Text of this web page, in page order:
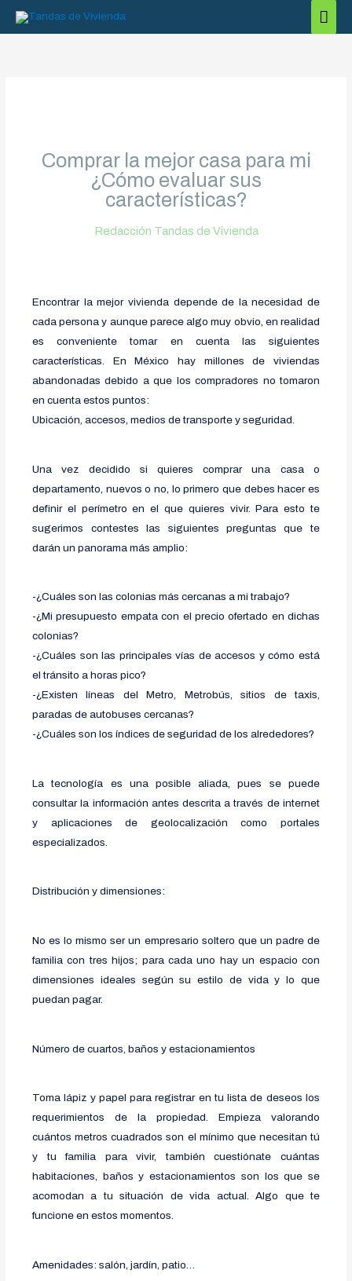
Comprar la mejor casa para mi
¿Cómo evaluar sus
características?
Redacción Tandas de Vivienda
Encontrar la mejor vivienda depende de la necesidad de
cada persona y aunque parece algo muy obvio, en realidad
es conveniente tomar en cuenta las siguientes
características. En México hay millones de viviendas
abandonadas debido a que los compradores no tomaron
en cuenta estos puntos:
Ubicación, accesos, medios de transporte y seguridad.
Una vez decidido si quieres comprar una casa o
departamento, nuevos o no, lo primero que debes hacer es
definir el perímetro en el que quieres vivir. Para esto te
sugerimos contestes las siguientes preguntas que te
darán un panorama más amplio:
-¿Cuáles son las colonias más cercanas a mi trabajo?
-¿Mi presupuesto empata con el precio ofertado en dichas
colonias?
-¿Cuáles son las principales vías de accesos y cómo está
el tránsito a horas pico?
-¿Existen líneas del Metro, Metrobús, sitios de taxis,
paradas de autobuses cercanas?
-¿Cuáles son los índices de seguridad de los alrededores?
La tecnología es una posible aliada, pues se puede
consultar la información antes descrita a través de internet
y aplicaciones de geolocalización como portales
especializados.
Distribución y dimensiones:
No es lo mismo ser un empresario soltero que un padre de
familia con tres hijos; para cada uno hay un espacio con
dimensiones ideales según su estilo de vida y lo que
puedan pagar.
Número de cuartos, baños y estacionamientos
Toma lápiz y papel para registrar en tu lista de deseos los
requerimientos de la propiedad. Empieza valorando
cuántos metros cuadrados son el mínimo que necesitan tú
y tu familia para vivir, también cuestiónate cuántas
habitaciones, baños y estacionamientos son los que se
acomodan a tu situación de vida actual. Algo que te
funcione en estos momentos.
Amenidades: salón, jardín, patio…